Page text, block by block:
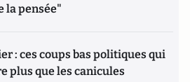
la pensée"
: ces coups bas politiques qui
plus que les canicules